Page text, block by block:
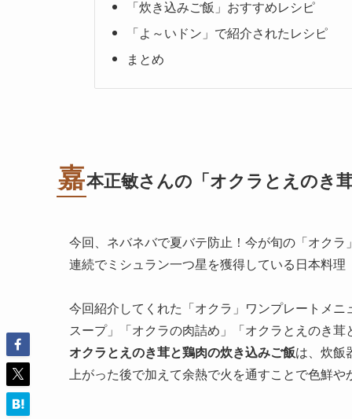
「炊き込みご飯」おすすめレシピ
「よ～いドン」で紹介されたレシピ
まとめ
嘉本正敏さんの「オクラとえのき
今回、ネバネバで夏バテ防止！今が旬の「オク
連続でミシュラン一つ星を獲得している日本料理
今回紹介してくれた「オクラ」ワンプレートメ
スープ」「オクラの肉詰め」「オクラとえのき
オクラとえのき茸と鶏肉の炊き込みご飯は、炊飯
上がった後で加えて余熱で火を通すことで色鮮